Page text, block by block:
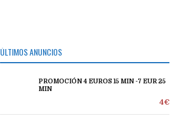
ÚLTIMOS ANUNCIOS
PROMOCIÓN 4 EUROS 15 MIN -7 EUR 25
MIN
4€